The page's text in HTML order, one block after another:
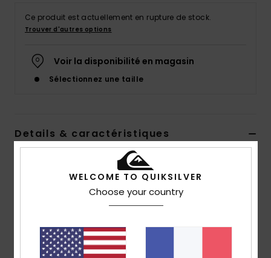
Ce produit est actuellement en rupture de stock.
Trouver d'autres options
Voir la disponibilité en magasin
Sélectionnez une taille
Details & caractéristiques
Short de bain Blanc Homme
EQYJV04078 Code couleur wdw0
Matière :Matière SuperSuède en polyester recyclé
Taille :taille classique
WELCOME TO QUIKSILVER
Choose your country